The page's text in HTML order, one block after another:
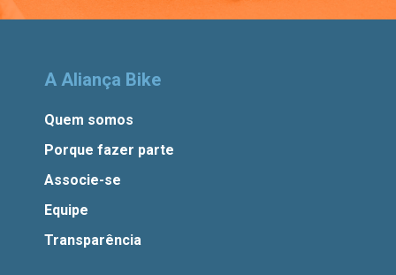
A Aliança Bike
Quem somos
Porque fazer parte
Associe-se
Equipe
Transparência